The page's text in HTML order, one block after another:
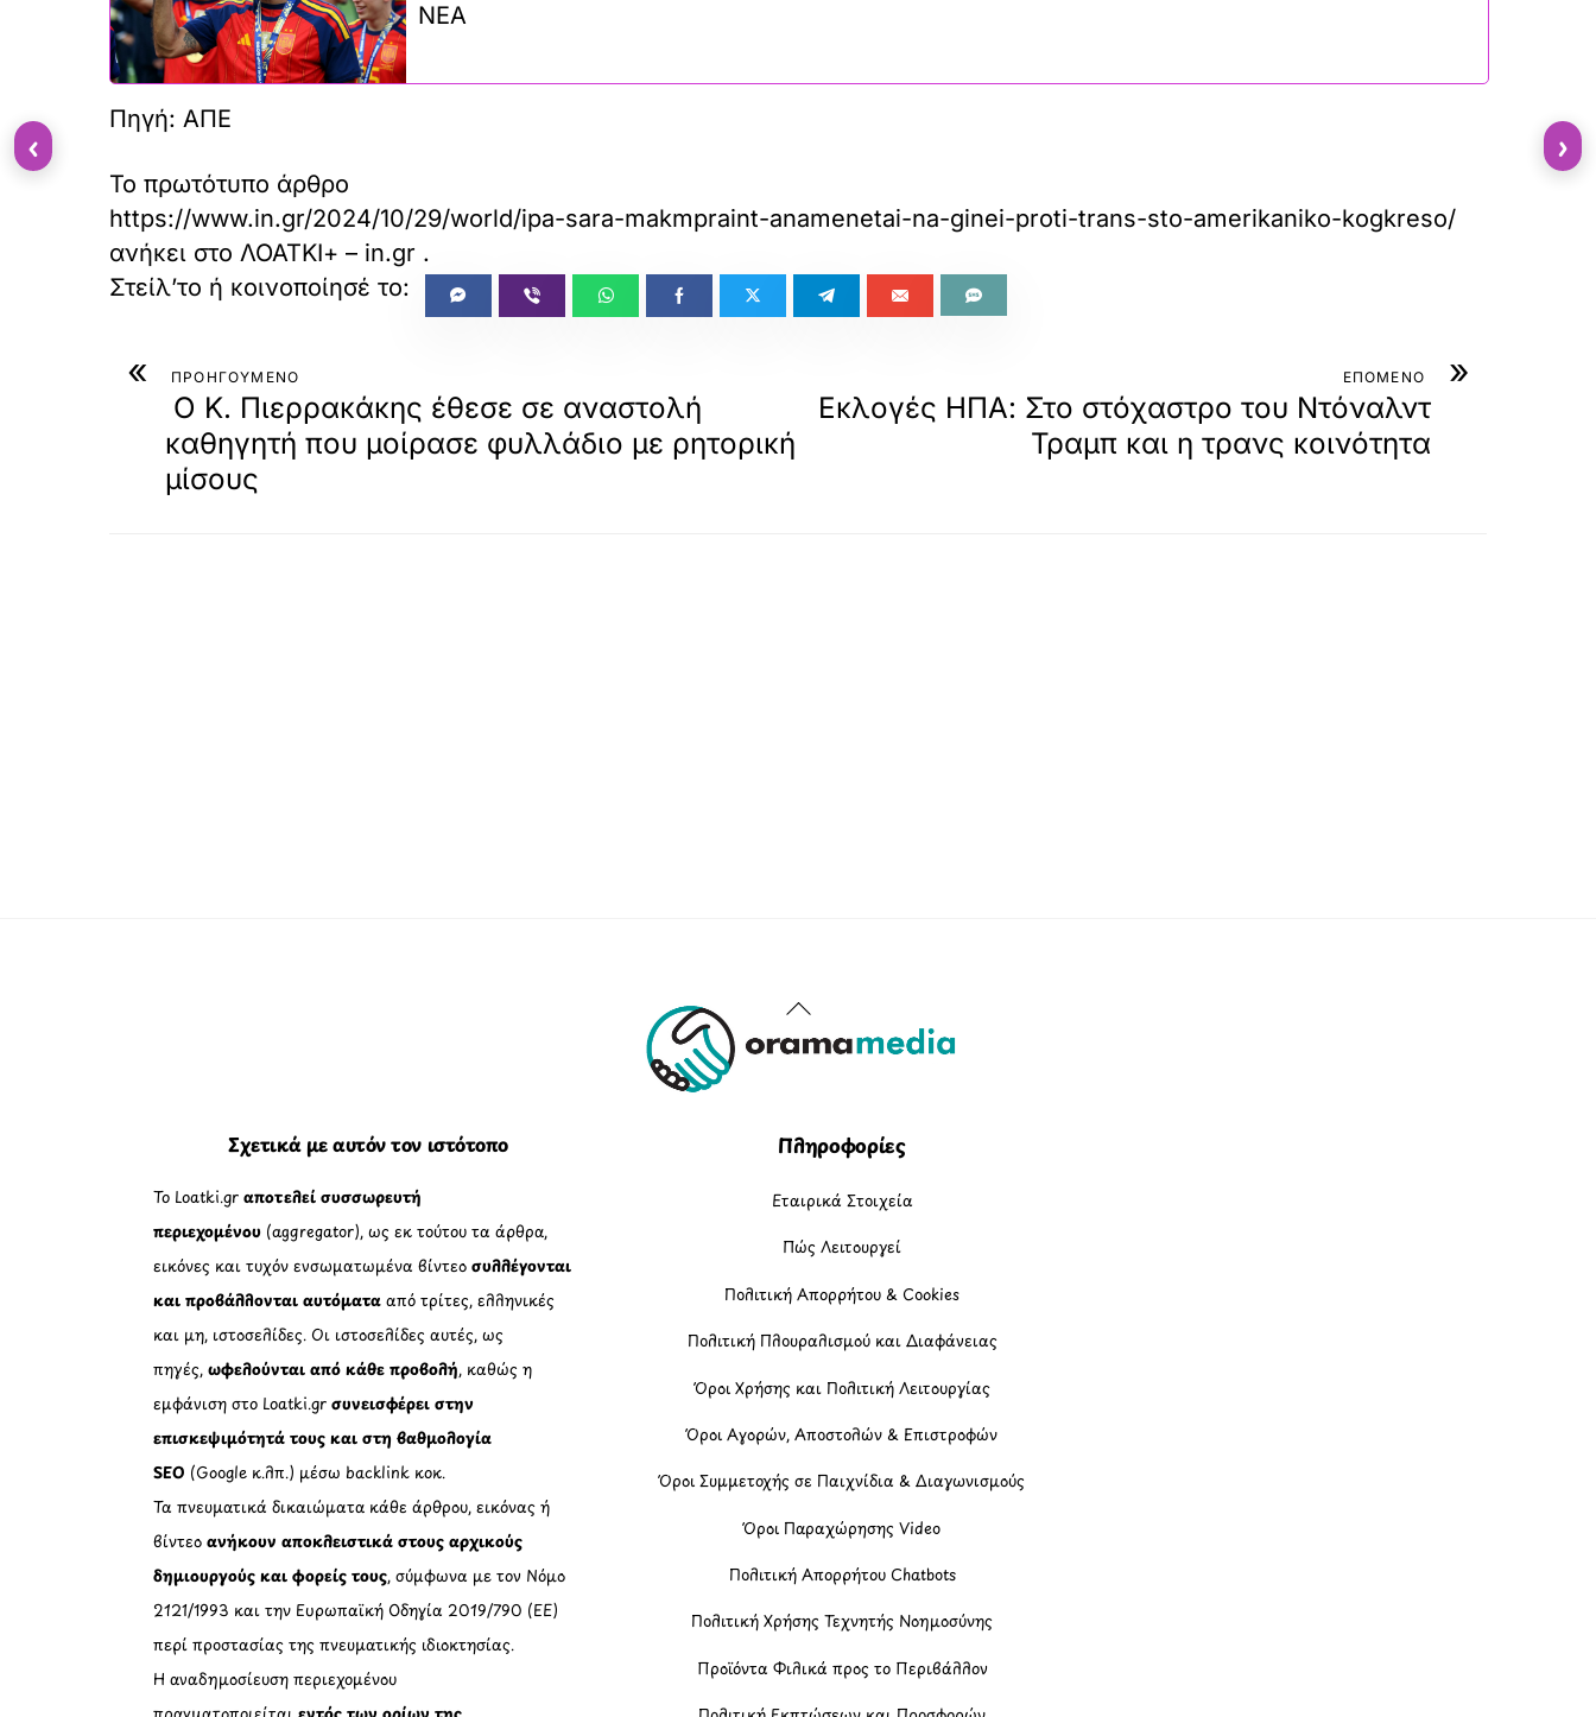
ΝΕΑ
Πηγή: ΑΠΕ
Το πρωτότυπο άρθρο
https://www.in.gr/2024/10/29/world/ipa-sara-makmpraint-anamenetai-na-ginei-proti-trans-sto-amerikaniko-kogkreso/
ανήκει στο ΛΟΑΤΚΙ+ – in.gr .
« ΠΡΟΗΓΟΥΜΕΝΟ
Ο Κ. Πιερρακάκης έθεσε σε αναστολή
καθηγητή που μοίρασε φυλλάδιο με ρητορική
μίσους
»
ΕΠΟΜΕΝΟ
Εκλογές ΗΠΑ: Στο στόχαστρο του Ντόναλντ
Τραμπ και η τρανς κοινότητα
Back
To
Σχετικά με αυτόν τον ιστότοπο
Το Loatki.grαποτελεί συσσωρευτή
περιεχομένου (aggregator), ως εκ τούτου τα άρθρα,
εικόνες και τυχόν ενσωματωμένα βίντεοσυλλέγονται
και προβάλλονται αυτόματααπό τρίτες, ελληνικές
και μη, ιστοσελίδες. Οι ιστοσελίδες αυτές, ως
πηγές,ωφελούνται από κάθε προβολή, καθώς η
εμφάνιση στο Loatki.gr συνεισφέρει στην
επισκεψιμότητά τους και στη βαθμολογία
SEO (Google κ.λπ.) μέσω backlink κοκ.
Τα πνευματικά δικαιώματα κάθε άρθρου, εικόνας ή
βίντεοανήκουν αποκλειστικά στους αρχικούς
δημιουργούς και φορείς τους, σύμφωνα με τον Νόμο
2121/1993 και την Ευρωπαϊκή Οδηγία 2019/790 (ΕΕ)
περί προστασίας της πνευματικής ιδιοκτησίας.
Η αναδημοσίευση περιεχομένου
Πληροφορίες
Εταιρικά Στοιχεία
Πώς Λειτουργεί
Πολιτική Απορρήτου & Cookies
Πολιτική Πλουραλισμού και Διαφάνειας
Όροι Χρήσης και Πολιτική Λειτουργίας
Όροι Αγορών, Αποστολών & Επιστροφών
Όροι Συμμετοχής σε Παιχνίδια & Διαγωνισμούς
Όροι Παραχώρησης Video
Πολιτική Απορρήτου Chatbots
Πολιτική Χρήσης Τεχνητής Νοημοσύνης
Προϊόντα Φιλικά προς το Περιβάλλον
‹ ›